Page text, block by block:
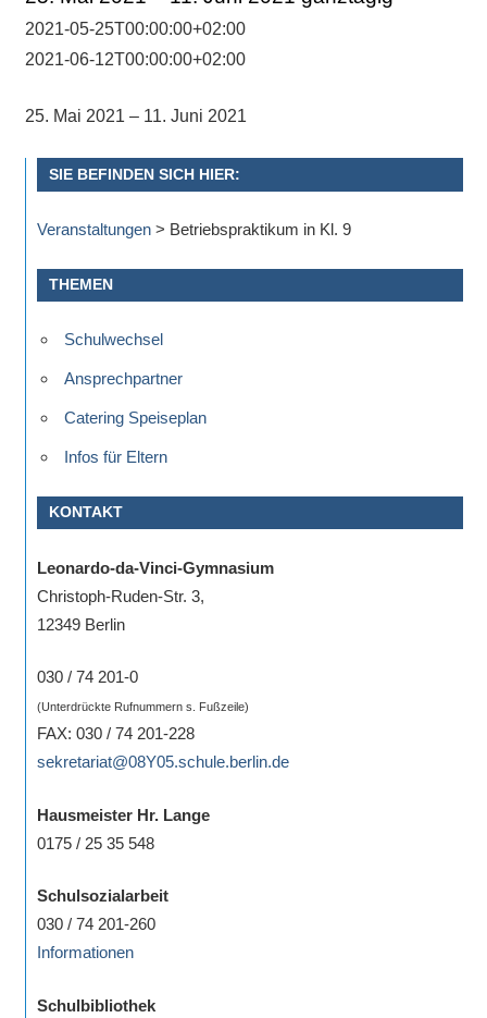
zu
bieten.
gibt
viele
zu
Aktivitäten
unserer
Schule.
Sprach-,
Mathematik-
Sportwettkampf,
oder
Theaterveranstaltung,
Exkursion
Reise
unsere
Schülerinnen
Schüler
sind
Sollten
Sie
einmal
2021-05-25T00:00:00+02:00
2021-06-12T00:00:00+02:00
25. Mai 2021 – 11. Juni 2021
SIE BEFINDEN SICH HIER:
Veranstaltungen> Betriebspraktikum in Kl. 9
THEMEN
Schulwechsel
Ansprechpartner
Catering Speiseplan
Infos für Eltern
KONTAKT
Leonardo-da-Vinci-Gymnasium
Christoph-Ruden-Str. 3,
12349 Berlin
030 / 74 201-0
(Unterdrückte Rufnummern s. Fußzeile)
FAX: 030 / 74 201-228
sekretariat@08Y05.schule.berlin.de
Hausmeister Hr. Lange
0175 / 25 35 548
Schulsozialarbeit
030 / 74 201-260
Informationen
Schulbibliothek